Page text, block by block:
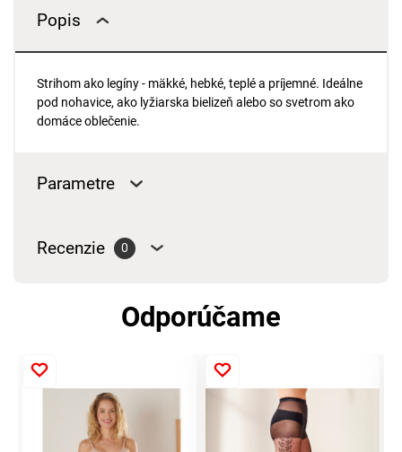
Popis
Strihom ako legíny - mäkké, hebké, teplé a príjemné. Ideálne
pod nohavice, ako lyžiarska bielizeň alebo so svetrom ako
domáce oblečenie.
Parametre
Recenzie 0
Odporúčame